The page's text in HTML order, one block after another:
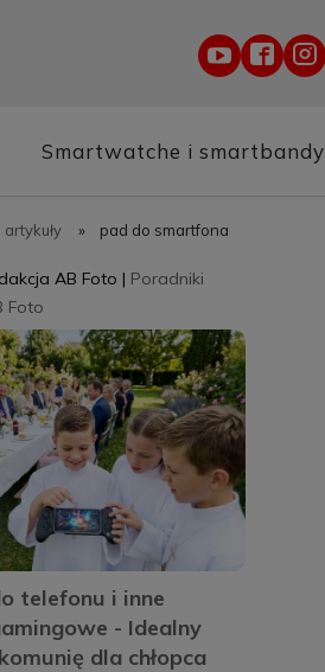
Smartwatche i smartbandy
» pad do smartfona
telefonu i inne
- Idealny
dla chłopca
AB Foto | Poradniki
Foto